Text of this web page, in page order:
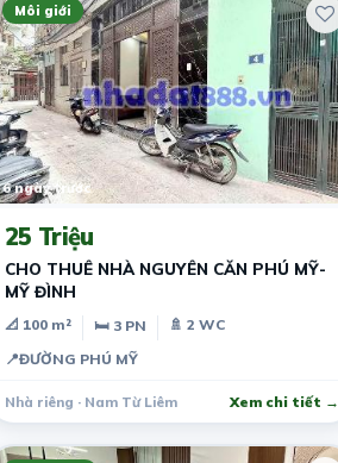
Môi giới
6 ngày trước
25 Triệu
CHO THUÊ NHÀ NGUYÊN CĂN PHÚ MỸ-
MỸ ĐÌNH
📐 100 m² 🛏 3 PN
🚿 2 WC
📍ĐƯỜNG PHÚ MỸ
Nhà riêng · Nam Từ Liêm Xem chi tiết →